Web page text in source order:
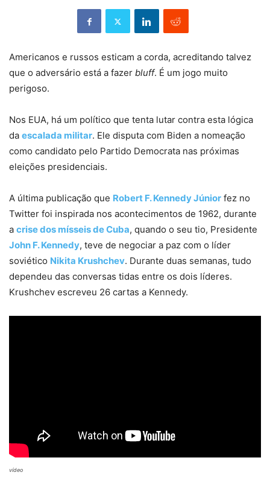
Americanos e russos esticam a corda, acreditando talvez
que o adversário está a fazer bluff. É um jogo muito
perigoso.
Nos EUA, há um político que tenta lutar contra esta lógica
da escalada militar. Ele disputa com Biden a nomeação
como candidato pelo Partido Democrata nas próximas
eleições presidenciais.
A última publicação que Robert F. Kennedy Júnior fez no
Twitter foi inspirada nos acontecimentos de 1962, durante
a crise dos mísseis de Cuba, quando o seu tio, Presidente
John F. Kennedy, teve de negociar a paz com o líder
soviético Nikita Krushchev. Durante duas semanas, tudo
dependeu das conversas tidas entre os dois líderes.
Krushchev escreveu 26 cartas a Kennedy.
vídeo